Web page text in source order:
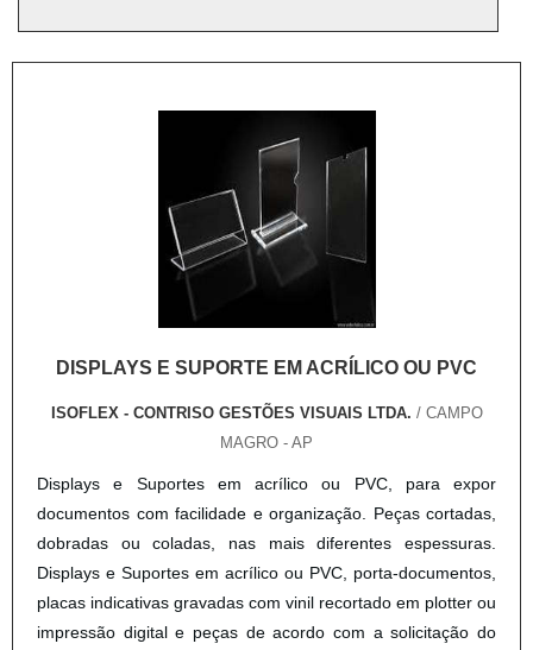
DISPLAYS E SUPORTE EM ACRÍLICO OU PVC
ISOFLEX - CONTRISO GESTÕES VISUAIS LTDA. / CAMPO
MAGRO - AP
Displays e Suportes em acrílico ou PVC, para expor
documentos com facilidade e organização. Peças cortadas,
dobradas ou coladas, nas mais diferentes espessuras.
Displays e Suportes em acrílico ou PVC, porta-documentos,
placas indicativas gravadas com vinil recortado em plotter ou
impressão digital e peças de acordo com a solicitação do